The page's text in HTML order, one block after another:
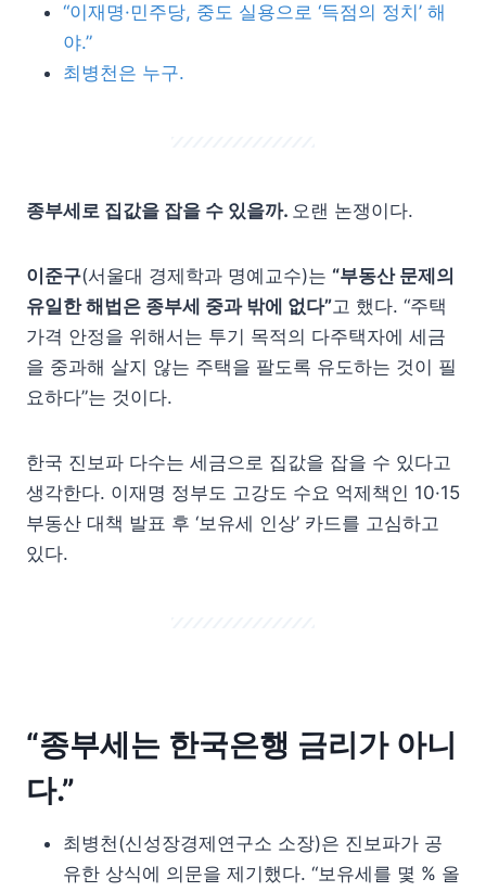
“이재명·민주당, 중도 실용으로 ‘득점의 정치’ 해
야.”
최병천은 누구.
종부세로 집값을 잡을 수 있을까. 오랜 논쟁이다.
이준구(서울대 경제학과 명예교수)는 “부동산 문제의
유일한 해법은 종부세 중과 밖에 없다”고 했다. “주택
가격 안정을 위해서는 투기 목적의 다주택자에 세금
을 중과해 살지 않는 주택을 팔도록 유도하는 것이 필
요하다”는 것이다.
한국 진보파 다수는 세금으로 집값을 잡을 수 있다고
생각한다. 이재명 정부도 고강도 수요 억제책인 10·15
부동산 대책 발표 후 ‘보유세 인상’ 카드를 고심하고
있다.
“종부세는 한국은행 금리가 아니
다.”
최병천(신성장경제연구소 소장)은 진보파가 공
유한 상식에 의문을 제기했다. “보유세를 몇 % 올